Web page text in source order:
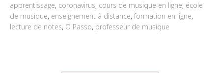
apprentissage, coronavirus, cours de musique en ligne, école
de musique, enseignement à distance, formation en ligne,
lecture de notes, O Passo, professeur de musique